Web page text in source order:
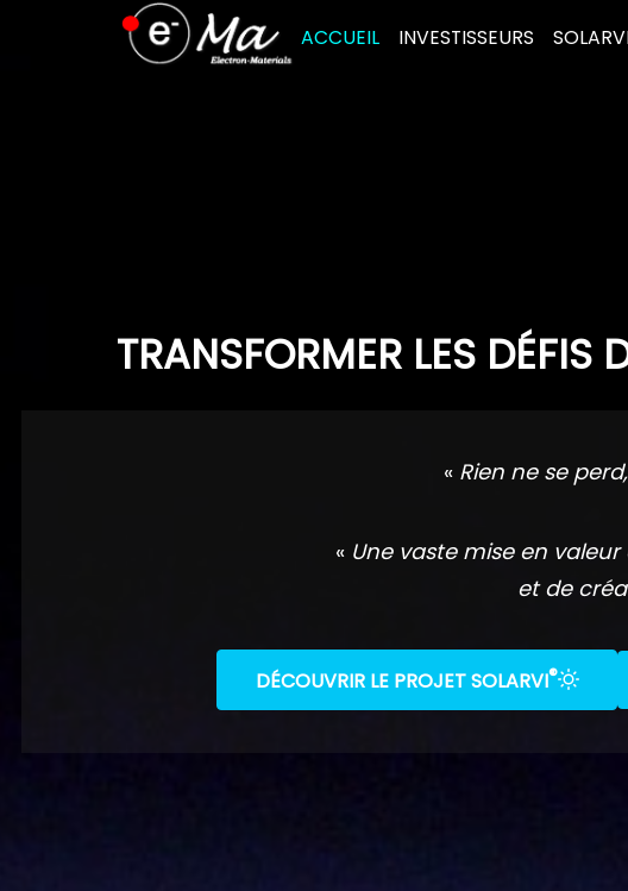
ACCUEIL INVESTISSEURS
TRANSFORMER LES DÉFIS
« Rien ne se
« Une vaste mise en
et de
DÉCOUVRIR LE PROJET SOLARVI®